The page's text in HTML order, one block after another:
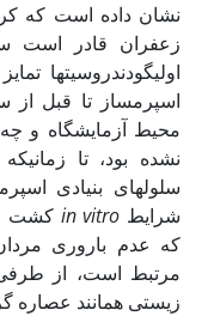
نشان داده است که
زعفران قادر است
محیط آزمایشگاه و
سلول‏های بنیادی
شرایط in vitro کشت و
که عدم باروری
مرتبط است، از
زیستی همانند عصاره